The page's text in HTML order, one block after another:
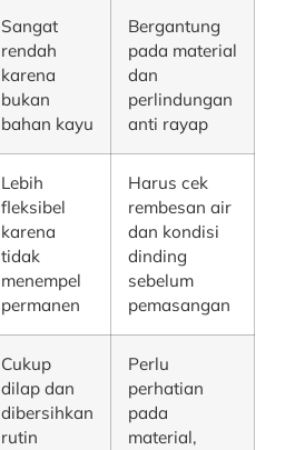
Sangat
rendah
karena
bukan
bahan kayu
Bergantung
pada material
dan
perlindungan
anti rayap
Lebih
fleksibel
karena
tidak
menempel
permanen
Harus cek
rembesan air
dan kondisi
dinding
sebelum
pemasangan
Cukup
dilap dan
dibersihkan
rutin
Perlu
perhatian
pada
material,